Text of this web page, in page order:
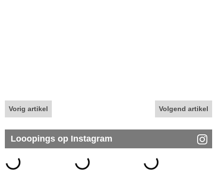
Vorig artikel Volgend artikel
Looopings op Instagram